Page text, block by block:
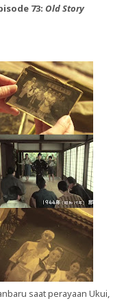
73: Old Story
saat perayaan Ukui,